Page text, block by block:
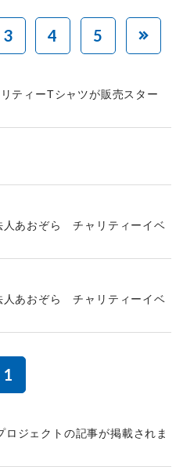
3 4 5
ティーTシャツが販売スター
人あおぞら チャリティーイベ
人あおぞら チャリティーイベ
1
ジェクトの記事が掲載されま